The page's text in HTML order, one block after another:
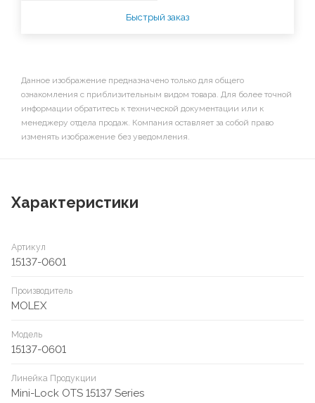
Быстрый заказ
Данное изображение предназначено только для общего
ознакомления с приблизительным видом товара. Для более точной
информации обратитесь к технической документации или к
менеджеру отдела продаж. Компания оставляет за собой право
изменять изображение без уведомления.
Характеристики
Артикул
15137-0601
Производитель
MOLEX
Модель
15137-0601
Линейка Продукции
Mini-Lock OTS 15137 Series